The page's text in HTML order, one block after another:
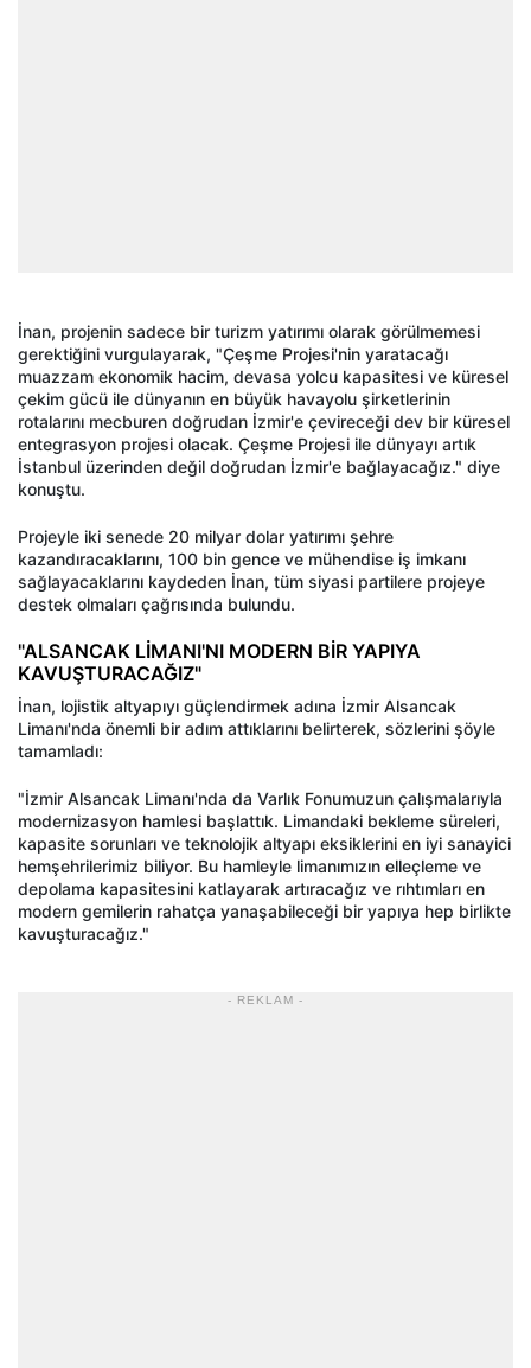
İnan, projenin sadece bir turizm yatırımı olarak görülmemesi
gerektiğini vurgulayarak, "Çeşme Projesi'nin yaratacağı
muazzam ekonomik hacim, devasa yolcu kapasitesi ve küresel
çekim gücü ile dünyanın en büyük havayolu şirketlerinin
rotalarını mecburen doğrudan İzmir'e çevireceği dev bir küresel
entegrasyon projesi olacak. Çeşme Projesi ile dünyayı artık
İstanbul üzerinden değil doğrudan İzmir'e bağlayacağız." diye
konuştu.
Projeyle iki senede 20 milyar dolar yatırımı şehre
kazandıracaklarını, 100 bin gence ve mühendise iş imkanı
sağlayacaklarını kaydeden İnan, tüm siyasi partilere projeye
destek olmaları çağrısında bulundu.
"ALSANCAK LİMANI'NI MODERN BİR YAPIYA
KAVUŞTURACAĞIZ"
İnan, lojistik altyapıyı güçlendirmek adına İzmir Alsancak
Limanı'nda önemli bir adım attıklarını belirterek, sözlerini şöyle
tamamladı:
"İzmir Alsancak Limanı'nda da Varlık Fonumuzun çalışmalarıyla
modernizasyon hamlesi başlattık. Limandaki bekleme süreleri,
kapasite sorunları ve teknolojik altyapı eksiklerini en iyi sanayici
hemşehrilerimiz biliyor. Bu hamleyle limanımızın elleçleme ve
depolama kapasitesini katlayarak artıracağız ve rıhtımları en
modern gemilerin rahatça yanaşabileceği bir yapıya hep birlikte
kavuşturacağız."
- REKLAM -